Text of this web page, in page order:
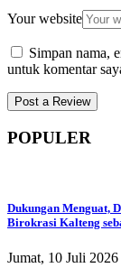
Your website
Simpan nama,
untuk komentar
POPULER
Dukungan Menguat,
Birokrasi Kalteng
Jumat, 10 Juli